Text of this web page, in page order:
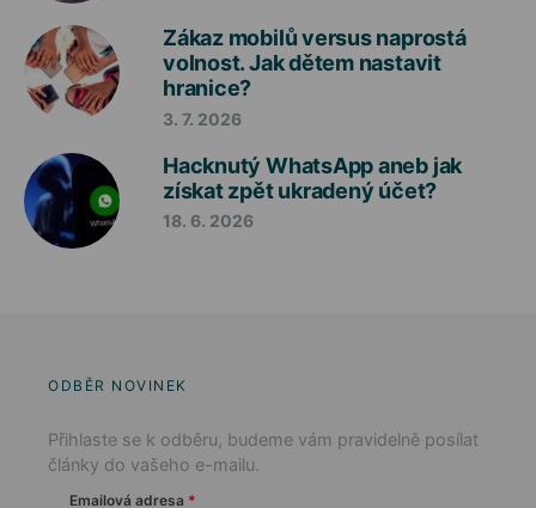
Zákaz mobilů versus naprostá
volnost. Jak dětem nastavit
hranice?
3. 7. 2026
Hacknutý WhatsApp aneb jak
získat zpět ukradený účet?
18. 6. 2026
ODBĚR NOVINEK
Přihlaste se k odběru, budeme vám pravidelně posílat
články do vašeho e-mailu.
Emailová adresa